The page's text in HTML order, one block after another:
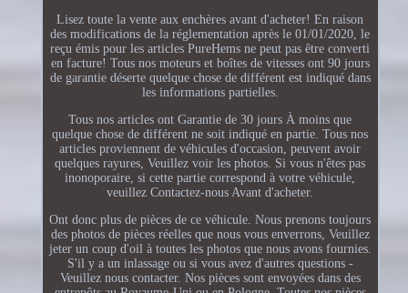
Lisez toute la vente aux enchères avant d'acheter! En raison
des modifications de la réglementation après le 01/01/2020, le
reçu émis pour les articles PureHems ne peut pas être converti
en facture! Tous nos moteurs et boîtes de vitesses ont 90 jours
de garantie déserte quelque chose de différent est indiqué dans
les informations partielles.
Tous nos articles ont Garantie de 30 jours À moins que
quelque chose de différent ne soit indiqué en partie. Tous nos
articles proviennent de véhicules d'occasion, peuvent avoir
quelques rayures, Veuillez voir les photos. Si vous n'êtes pas
inonoporaire, si cette partie correspond à votre véhicule,
veuillez Contactez-nous Avant d'acheter.
Ont donc plus de pièces de ce véhicule. Nous prenons toujours
des photos de pièces réelles que nous vous enverrons, Veuillez
jeter un coup d'oil à toutes les photos que nous avons fournies.
S'il y a un inlassage ou si vous avez d'autres questions -
Veuillez nous contacter. Nos pièces sont envoyées dans des